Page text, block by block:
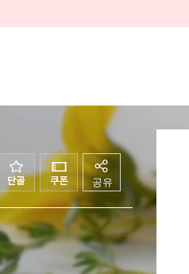
공유